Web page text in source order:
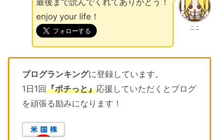
ここ
enjoy your life！
ブログランキングに登録しています。
1日1回『ポチっと』応援していただくとブログ
を頑張る励みになります！